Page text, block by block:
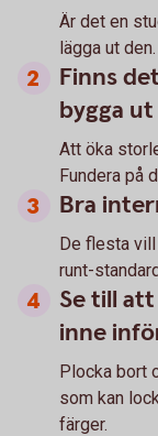
Är det en
lägga ut
Finns
bygga
Att öka
Fundera på
Bra
De flesta
runt-
Se till
inne
Plocka bort
som kan
färger.